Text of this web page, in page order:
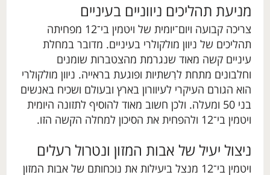
מניעת תהליכים ניווניים בעיניים
צריכה קבועה ויום־יומית של ויטמין בי־12 מפחיתה
תהליכים של ניוון מולקולרי בעיניים. מדובר במחלת
עיניים קשה מאוד שנגרמת מהצטברות שומנים
וחלבונים מתחת לרִשתיות ופוגעת בראייה. ניוון מולקולרי
הוא הגורם העיקרי לעיוורון בארץ ובעולם ושכיח באנשים
בני 50 ומעלה. ולכן חשוב מאוד להוסיף לתזונה היומית
ויטמין בי־12 ולהפחית את הסיכון למחלה הקשה הזו.
ניצול יעיל של אבות המזון ונטרול רעלים
ויטמין בי־12 מנצל ביעילות את נוכחותם של אבות המזון